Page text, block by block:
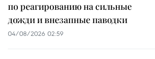
по реагированию на сильные
дожди и внезапные паводки
04/08/2026 02:59